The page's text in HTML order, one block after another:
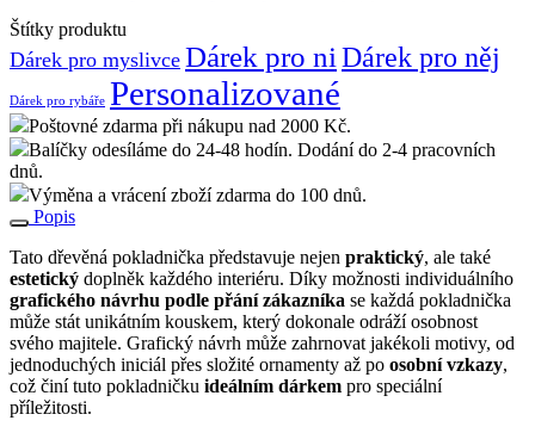
Štítky produktu
Dárek pro myslivce Dárek pro ni Dárek pro něj
Dárek pro rybáře Personalizované
Poštovné zdarma při nákupu nad 2000 Kč.
Balíčky odesíláme do 24-48 hodín. Dodání do 2-4 pracovních
dnů.
Výměna a vrácení zboží zdarma do 100 dnů.
Popis
Tato dřevěná pokladnička představuje nejen praktický, ale také
estetický doplněk každého interiéru. Díky možnosti individuálního
grafického návrhu podle přání zákazníka se každá pokladnička
může stát unikátním kouskem, který dokonale odráží osobnost
svého majitele. Grafický návrh může zahrnovat jakékoli motivy, od
jednoduchých iniciál přes složité ornamenty až po osobní vzkazy,
což činí tuto pokladničku ideálním dárkem pro speciální
příležitosti.